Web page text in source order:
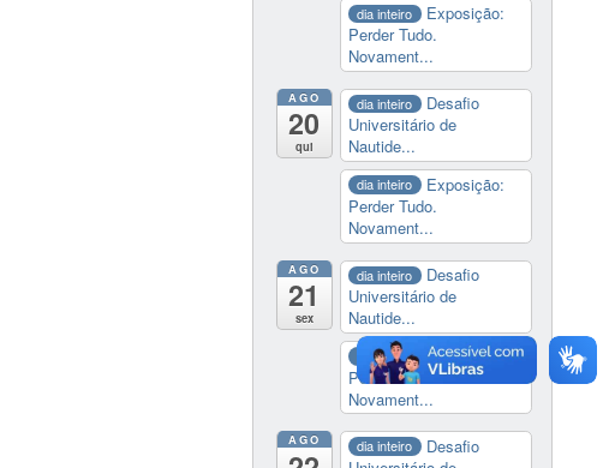
dia inteiro
Exposição:
Perder Tudo.
Novament...
AGO
20
qui
dia inteiro
Desafio
Universitário de
Nautide...
dia inteiro
Exposição:
Perder Tudo.
Novament...
AGO
21
sex
dia inteiro
Desafio
Universitário de
Nautide...
dia inteiro
Exposição:
Perder Tudo.
Novament...
AGO dia inteiro
Desafio